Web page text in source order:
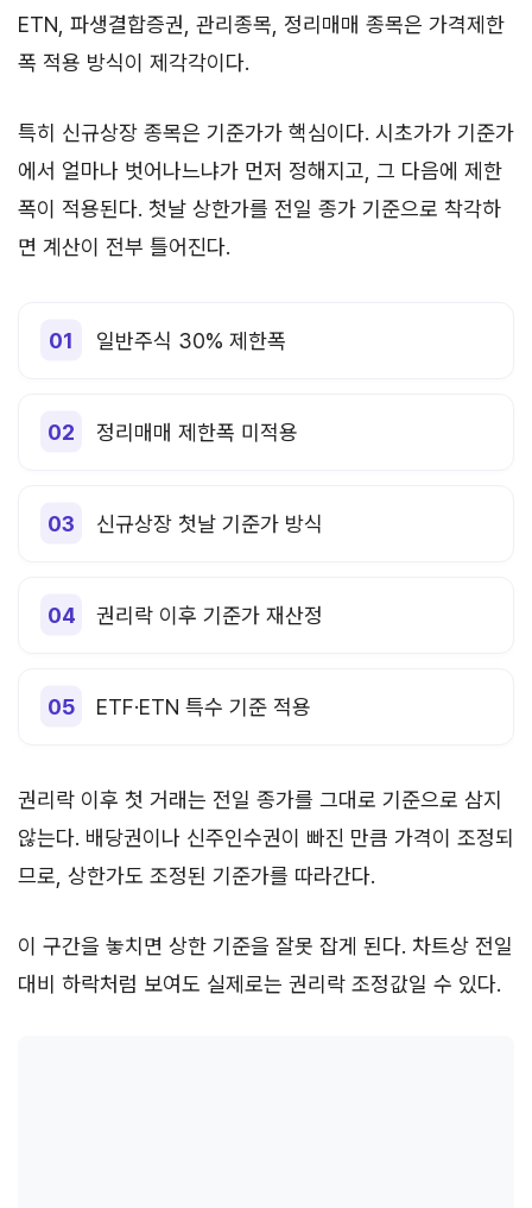
ETN, 파생결합증권, 관리종목, 정리매매 종목은 가격제한
폭 적용 방식이 제각각이다.
특히 신규상장 종목은 기준가가 핵심이다. 시초가가 기준가
에서 얼마나 벗어나느냐가 먼저 정해지고, 그 다음에 제한
폭이 적용된다. 첫날 상한가를 전일 종가 기준으로 착각하
면 계산이 전부 틀어진다.
일반주식 30% 제한폭
정리매매 제한폭 미적용
신규상장 첫날 기준가 방식
권리락 이후 기준가 재산정
ETF·ETN 특수 기준 적용
권리락 이후 첫 거래는 전일 종가를 그대로 기준으로 삼지
않는다. 배당권이나 신주인수권이 빠진 만큼 가격이 조정되
므로, 상한가도 조정된 기준가를 따라간다.
이 구간을 놓치면 상한 기준을 잘못 잡게 된다. 차트상 전일
대비 하락처럼 보여도 실제로는 권리락 조정값일 수 있다.